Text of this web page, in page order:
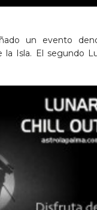
un evento
Isla. El segundo